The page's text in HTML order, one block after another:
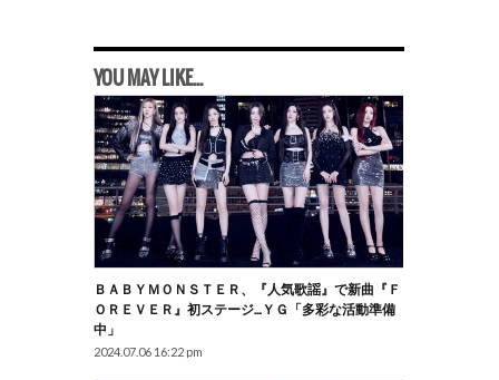
YOU MAY LIKE...
ＢＡＢＹＭＯＮＳＴＥＲ、『人気歌謡』で新曲『Ｆ
ＯＲＥＶＥＲ』初ステージ…ＹＧ「多彩な活動準備
中」
2024.07.06 16:22 pm